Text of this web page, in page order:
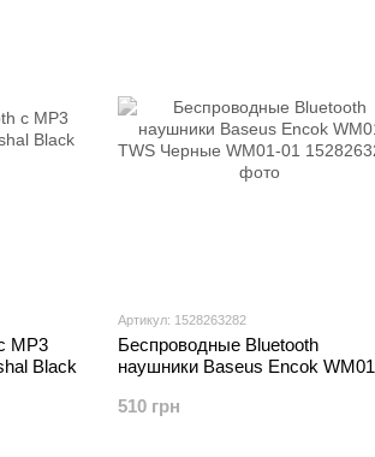
MP3
Black
Артикул: 1528263282
Беспроводные Bluetooth
наушники Baseus Encok WM01
510 грн